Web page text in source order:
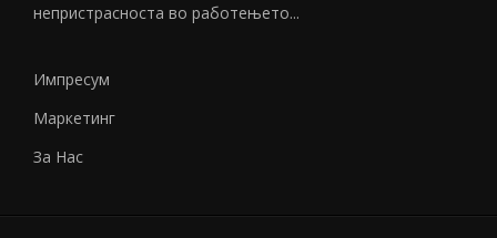
непристрасноста во работењето...
Импресум
Маркетинг
За Нас